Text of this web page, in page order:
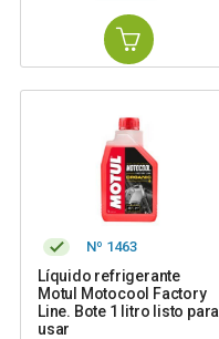
Nº 1463
Líquido refrigerante
Motul Motocool Factory
Line. Bote 1 litro listo para
usar